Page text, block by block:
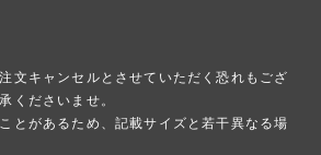
文キャンセルとさせていただく恐れもござ
くださいませ。
とがあるため、記載サイズと若干異なる場